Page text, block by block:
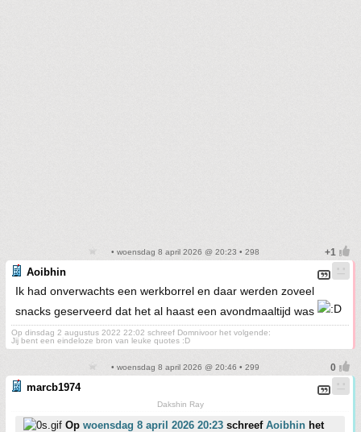
• woensdag 8 april 2026 @ 20:23 • 298
Aoibhin
Ik had onverwachts een werkborrel en daar werden zoveel
snacks geserveerd dat het al haast een avondmaaltijd was
Op dinsdag 2 augustus 2022 22:02 schreef Domnivoor het volgende:
Jij bent een eindeloze bron van leuke quotes :D
• woensdag 8 april 2026 @ 20:46 • 299
marcb1974
Dakshin Ray
Op woensdag 8 april 2026 20:23 schreef Aoibhin het